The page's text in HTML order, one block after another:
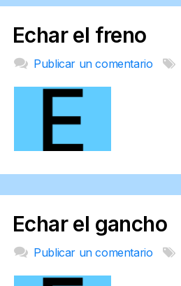
Echar el freno
Publicar un comentario
Echar el gancho
Publicar un comentario